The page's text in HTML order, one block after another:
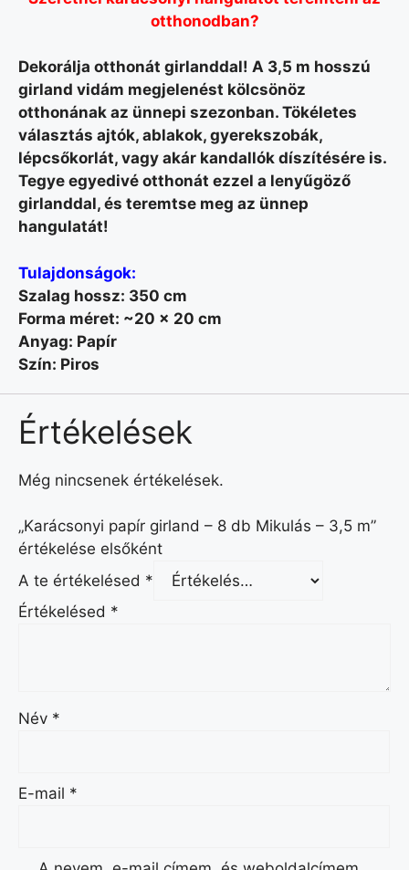
otthonodban?
Dekorálja otthonát girlanddal! A 3,5 m hosszú
girland vidám megjelenést kölcsönöz
otthonának az ünnepi szezonban. Tökéletes
választás ajtók, ablakok, gyerekszobák,
lépcsőkorlát, vagy akár kandallók díszítésére is.
Tegye egyedivé otthonát ezzel a lenyűgöző
girlanddal, és teremtse meg az ünnep
hangulatát!
Tulajdonságok:
Szalag hossz: 350 cm
Forma méret: ~20 x 20 cm
Anyag: Papír
Szín: Piros
Értékelések
Még nincsenek értékelések.
„Karácsonyi papír girland – 8 db Mikulás – 3,5 m”
értékelése elsőként
A te értékelésed *
Értékelésed *
Név *
E-mail *